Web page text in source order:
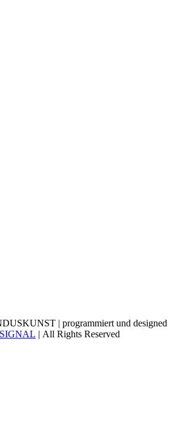
| programmiert und designed
| All Rights Reserved